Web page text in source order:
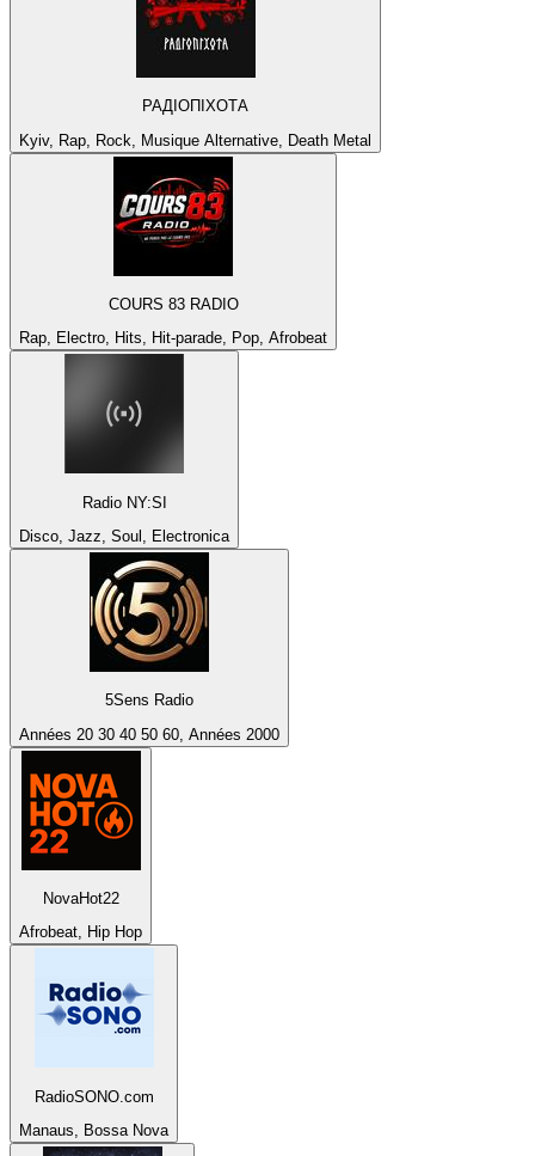
РАДІОПІХОТА
Kyiv, Rap, Rock, Musique Alternative, Death Metal
COURS 83 RADIO
Rap, Electro, Hits, Hit-parade, Pop, Afrobeat
Radio NY:SI
Disco, Jazz, Soul, Electronica
5Sens Radio
Années 20 30 40 50 60, Années 2000
NovaHot22
Afrobeat, Hip Hop
RadioSONO.com
Manaus, Bossa Nova